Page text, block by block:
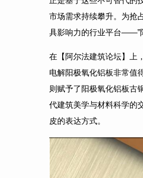
市场需求持续攀升。为抢
具影响力的行业平台——”
在【阿尔法建筑论坛】上
电解阳极氧化铝板非常值
则赋予了阳极氧化铝板古
代建筑美学与材料科学的
皮的表达方式。